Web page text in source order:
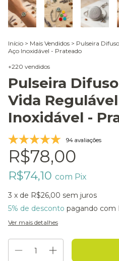
Início > Mais Vendidos > Pulseira
Aço Inoxidável - Prateado
+220 vendidos
Pulseira
Vida
Inoxidável -
94 avaliações
R$78,00
R$74,10 com Pix
3 x de R$26,00 sem juros
5% de desconto pagando com
Ver mais detalhes